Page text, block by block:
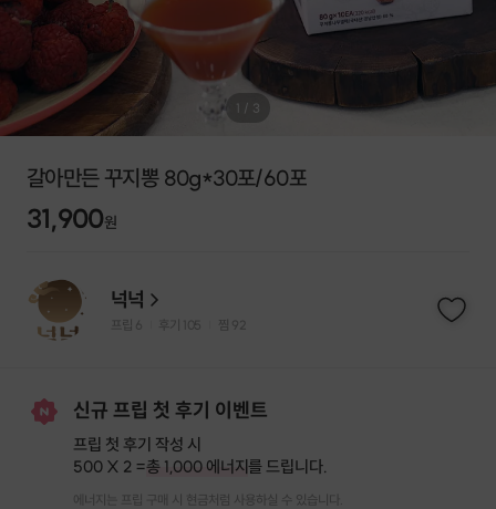
1 / 3
갈아만든 꾸지뽕 80g*30포/60포
31,900원
넉넉
프립 6 후기 105 찜 92
신규 프립 첫 후기 이벤트
프립 첫 후기 작성 시
500 X 2 =총 1,000 에너지를 드립니다.
에너지는 프립 구매 시 현금처럼 사용하실 수 있습니다.